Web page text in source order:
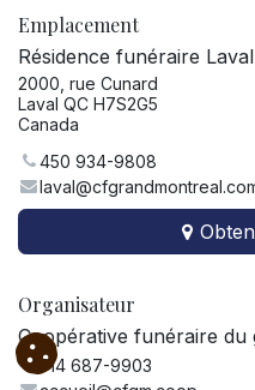
Emplacement
Résidence funéraire Laval
2000, rue Cunard
Laval QC H7S2G5
Canada
450 934-9808
Organisateur
Coopérative funéraire du
514 687-9903